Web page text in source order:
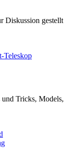
Diskussion gestellt
Teleskop
Tricks, Models,